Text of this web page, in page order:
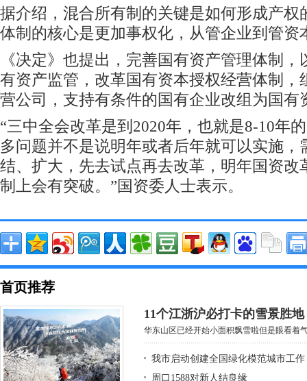
据介绍，混合所有制的关键是如何形成产权
体制的核心是更加事权化，从管企业到管资
《决定》也提出，完善国有资产管理体制
有资产监管，改革国有资本授权经营体制，
营公司，支持有条件的国有企业改组为国有
“三中全会改革是到2020年，也就是8-10年
多问题并不是说明年或者后年就可以实施，
结、扩大，先去试点再去改革，明年国资改
制上会有突破。”国资委人士表示。
首页推荐
11个江浙沪必打卡的雪景胜
华东山区已经开始小面积飘雪啦但是眼看着
我市启动创建全国绿化模范城市工作
周口1588对新人结良缘